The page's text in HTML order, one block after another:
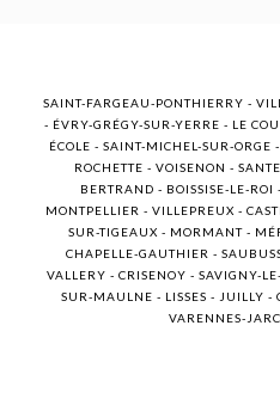
SAINT-FARGEAU-PONTHIERRY -
- ÉVRY-GRÉGY-SUR-YERRE - LE
ÉCOLE - SAINT-MICHEL-SUR-ORGE
ROCHETTE - VOISENON -
BERTRAND - BOISSISE-LE-
MONTPELLIER - VILLEPREUX -
SUR-TIGEAUX - MORMANT -
CHAPELLE-GAUTHIER -
VALLERY - CRISENOY - SAVIGNY-
SUR-MAULNE - LISSES - JUILLY -
VARENNES-